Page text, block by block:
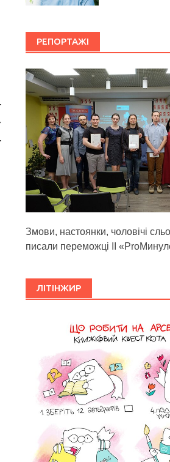
РЕПОРТАЖІ
Змови, настоянки, чоловічі
писали переможці ІІ
ЛІТІНЖИР